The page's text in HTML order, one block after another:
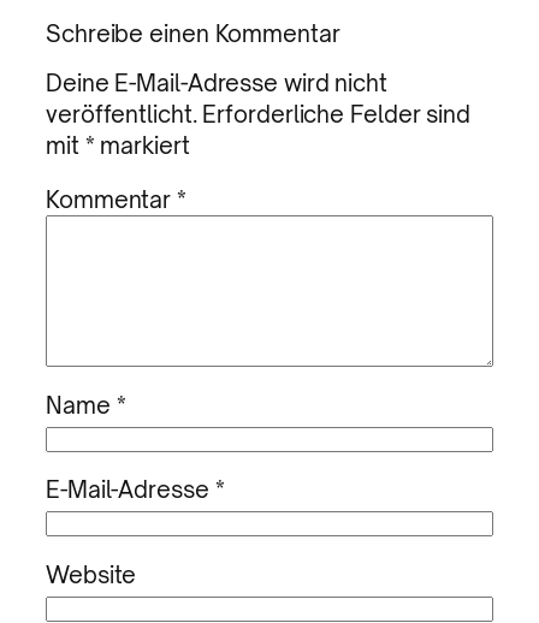
Schreibe einen Kommentar
Deine E-Mail-Adresse wird nicht
veröffentlicht. Erforderliche Felder sind
mit * markiert
Kommentar*
Name *
E-Mail-Adresse *
Website